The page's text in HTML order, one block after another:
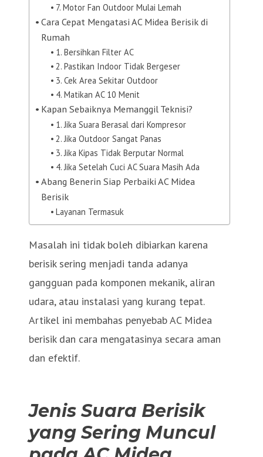
7. Motor Fan Outdoor Mulai Lemah
Cara Cepat Mengatasi AC Midea Berisik di
Rumah
1. Bersihkan Filter AC
2. Pastikan Indoor Tidak Bergeser
3. Cek Area Sekitar Outdoor
4. Matikan AC 10 Menit
Kapan Sebaiknya Memanggil Teknisi?
1. Jika Suara Berasal dari Kompresor
2. Jika Outdoor Sangat Panas
3. Jika Kipas Tidak Berputar Normal
4. Jika Setelah Cuci AC Suara Masih Ada
Abang Benerin Siap Perbaiki AC Midea
Berisik
Layanan Termasuk
Masalah ini tidak boleh dibiarkan karena
berisik sering menjadi tanda adanya
gangguan pada komponen mekanik, aliran
udara, atau instalasi yang kurang tepat.
Artikel ini membahas penyebab AC Midea
berisik dan cara mengatasinya secara aman
dan efektif.
Jenis Suara Berisik
yang Sering Muncul